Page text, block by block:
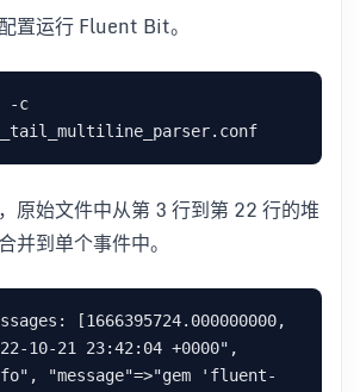
置运行 Fluent Bit。
-c
原始文件中从第 3 行到第 22 行的堆
并到单个事件中。
[1666395724.000000000,
10-21 23:42:04 +0000",
"message"=>"gem 'fluent-